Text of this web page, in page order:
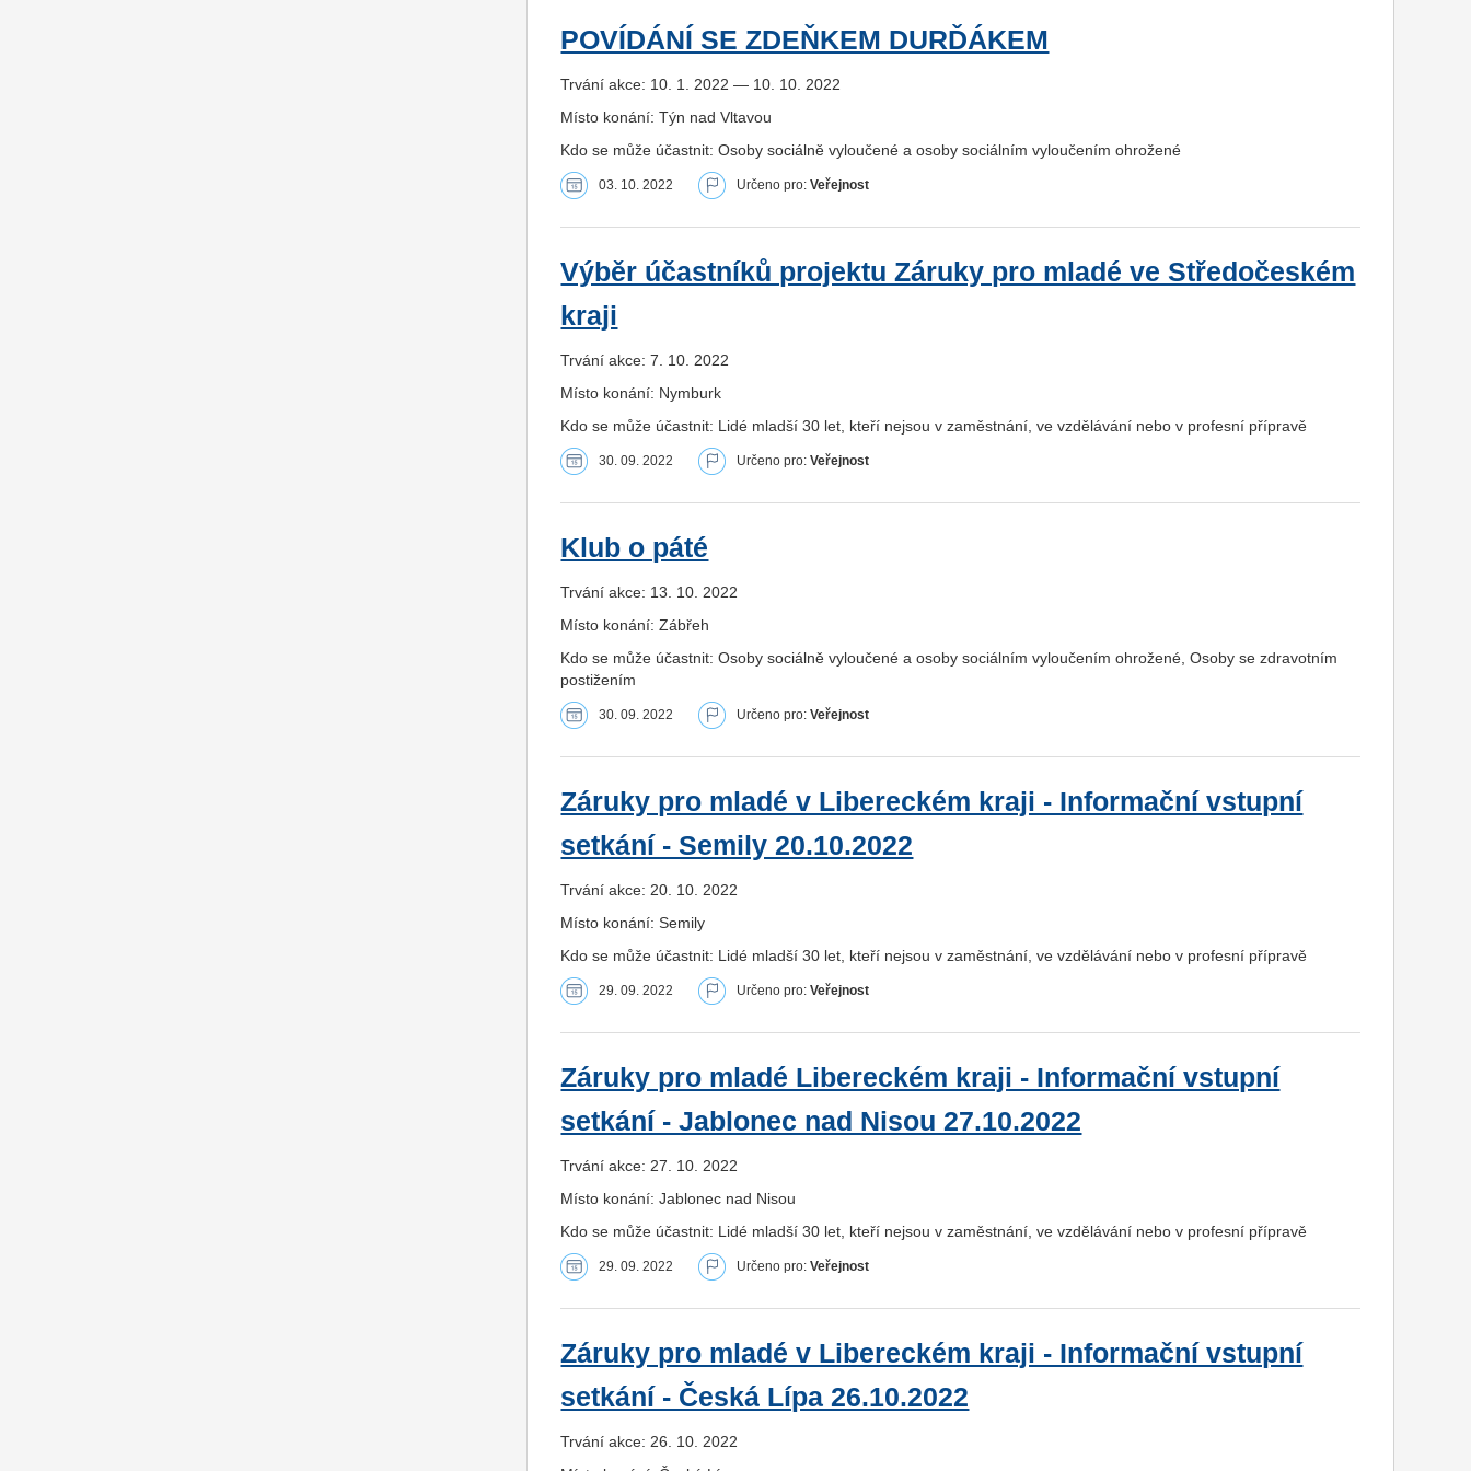
POVÍDÁNÍ SE ZDEŇKEM DURĎÁKEM
Trvání akce: 10. 1. 2022 — 10. 10. 2022
Místo konání: Týn nad Vltavou
Kdo se může účastnit: Osoby sociálně vyloučené a osoby sociálním vyloučením ohrožené
03. 10. 2022 Určeno pro:Veřejnost
Výběr účastníků projektu Záruky pro mladé ve Středočeském
kraji
Trvání akce: 7. 10. 2022
Místo konání: Nymburk
Kdo se může účastnit: Lidé mladší 30 let, kteří nejsou v zaměstnání, ve vzdělávání nebo v profesní přípravě
30. 09. 2022 Určeno pro:Veřejnost
Klub o páté
Trvání akce: 13. 10. 2022
Místo konání: Zábřeh
Kdo se může účastnit: Osoby sociálně vyloučené a osoby sociálním vyloučením ohrožené, Osoby se zdravotním
postižením
30. 09. 2022 Určeno pro:Veřejnost
Záruky pro mladé v Libereckém kraji - Informační vstupní
setkání - Semily 20.10.2022
Trvání akce: 20. 10. 2022
Místo konání: Semily
Kdo se může účastnit: Lidé mladší 30 let, kteří nejsou v zaměstnání, ve vzdělávání nebo v profesní přípravě
29. 09. 2022 Určeno pro:Veřejnost
Záruky pro mladé Libereckém kraji - Informační vstupní
setkání - Jablonec nad Nisou 27.10.2022
Trvání akce: 27. 10. 2022
Místo konání: Jablonec nad Nisou
Kdo se může účastnit: Lidé mladší 30 let, kteří nejsou v zaměstnání, ve vzdělávání nebo v profesní přípravě
29. 09. 2022 Určeno pro:Veřejnost
Záruky pro mladé v Libereckém kraji - Informační vstupní
setkání - Česká Lípa 26.10.2022
Trvání akce: 26. 10. 2022